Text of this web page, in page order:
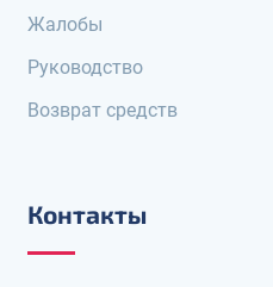
Жалобы
Руководство
Возврат средств
Контакты